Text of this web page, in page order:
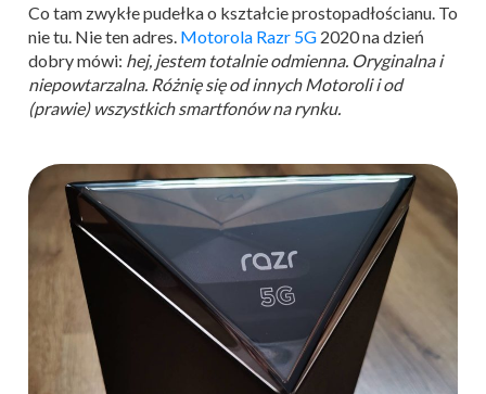
Co tam zwykłe pudełka o kształcie prostopadłościanu. To
nie tu. Nie ten adres. Motorola Razr 5G 2020 na dzień
dobry mówi: hej, jestem totalnie odmienna. Oryginalna i
niepowtarzalna. Różnię się od innych Motoroli i od
(prawie) wszystkich smartfonów na rynku.